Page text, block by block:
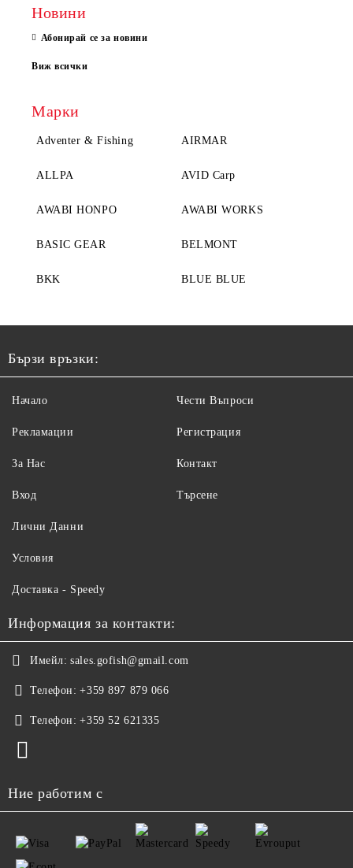
Новини
Абонирай се за новини
Виж всички
Марки
Adventer & Fishing AIRMAR
ALLPA AVID Carp
AWABI HONPO AWABI WORKS
BASIC GEAR BELMONT
BKK BLUE BLUE
Бързи връзки:
Начало
Рекламации
За Нас
Вход
Чести Въпроси
Регистрация
Контакт
Търсене
Лични Данни
Условия
Доставка - Speedy
Информация за контакти:
Имейл: sales.gofish@gmail.com
Телефон: +359 897 879 066
Телефон: +359 52 621335
Ние работим с